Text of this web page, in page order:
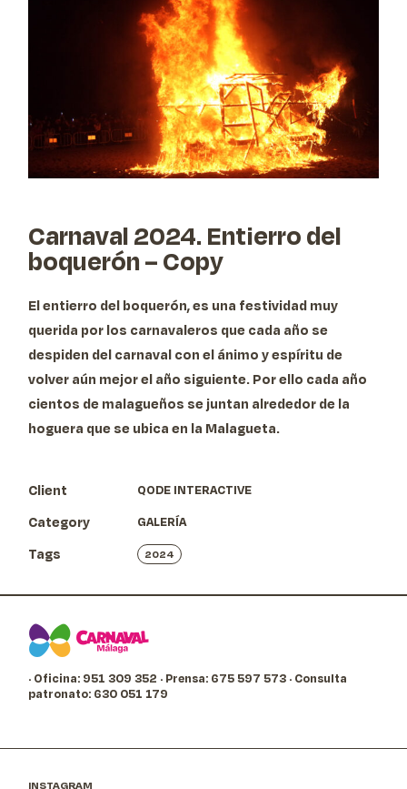
Carnaval 2024. Entierro del
boquerón – Copy
El entierro del boquerón,es una festividad muy
querida por los carnavaleros que cada año se
despiden del carnaval con el ánimo y espíritu de
volver aún mejor el año siguiente. Por ello cada año
cientos de malagueños se juntan alrededor de la
hoguera que se ubica en la Malagueta.
Client QODE INTERACTIVE
Category GALERÍA
Tags 2024
· Oficina: 951 309 352 · Prensa: 675 597 573 · Consulta
patronato: 630 051 179